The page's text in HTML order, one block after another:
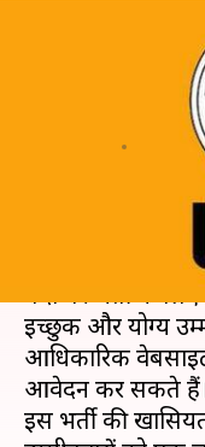
UPPSC
लाख से भी
लिए करें
Jun 13,
उत्तर प्रदेश लोक
पदों पर भर्ती के
इच्छुक और योग्य
आधिकारिक
आवेदन कर सकते
इस भर्ती की